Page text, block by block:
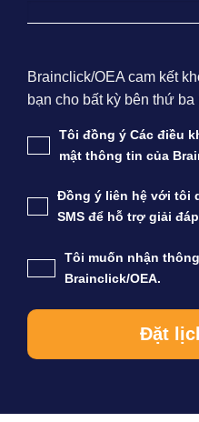
Brainclick/OEA cam kết
bạn cho bất kỳ bên thứ ba
Tôi đồng ý Các điều
mật thông tin của
Đồng ý liên hệ với tôi
SMS để hỗ trợ giải
Tôi muốn nhận
Brainclick/OEA.